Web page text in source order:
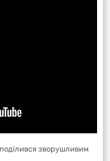
зворушливим